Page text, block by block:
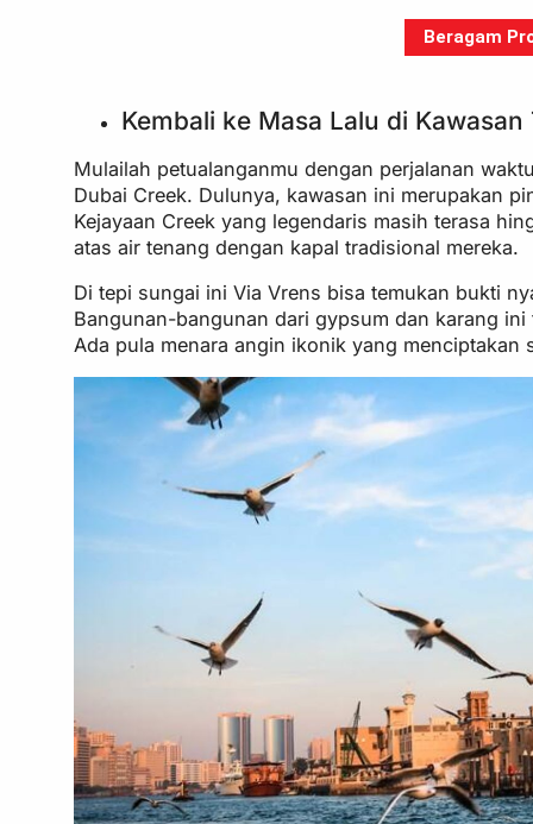
Beragam
Kembali ke Masa Lalu di
Mulailah petualanganmu dengan perjalanan
Dubai Creek. Dulunya, kawasan ini merupakan
Kejayaan Creek yang legendaris masih terasa
atas air tenang dengan kapal tradisional mereka.
Di tepi sungai ini Via Vrens bisa temukan bukti
Bangunan-bangunan dari gypsum dan karang
Ada pula menara angin ikonik yang